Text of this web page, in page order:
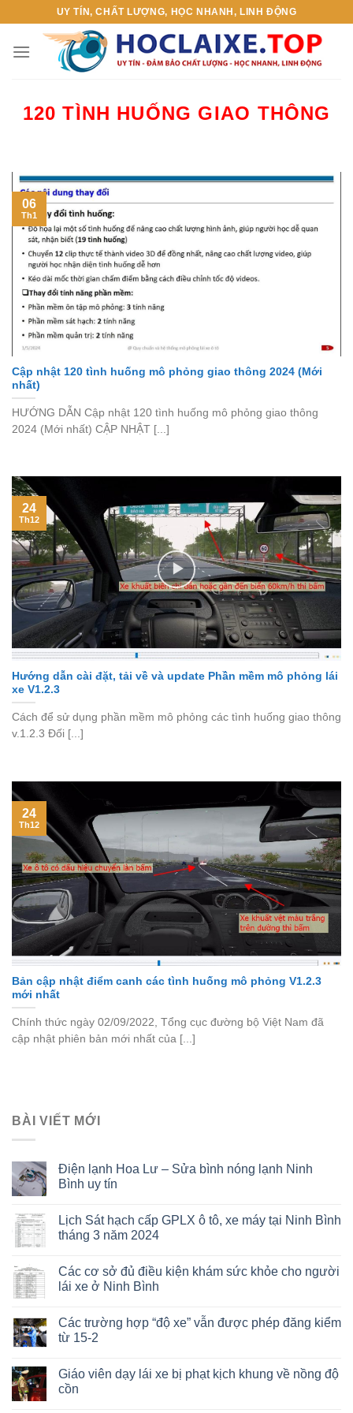
content
UY TÍN, CHẤT LƯỢNG, HỌC NHANH, LINH ĐỘNG
120 TÌNH HUỐNG GIAO THÔNG
Cập nhật 120 tình huống mô phỏng giao thông 2024 (Mới
nhất)
HƯỚNG DẪN Cập nhật 120 tình huống mô phỏng giao thông
2024 (Mới nhất) CẬP NHẬT [...]
06
Th1
Hướng dẫn cài đặt, tải về và update Phần mềm mô phỏng lái
xe V1.2.3
Cách để sử dụng phần mềm mô phỏng các tình huống giao thông
v.1.2.3 Đối [...]
24
Th12
Bản cập nhật điểm canh các tình huống mô phỏng V1.2.3
mới nhất
Chính thức ngày 02/09/2022, Tổng cục đường bộ Việt Nam đã
cập nhật phiên bản mới nhất của [...]
24
Th12
BÀI VIẾT MỚI
Điện lạnh Hoa Lư – Sửa bình nóng lạnh Ninh
Bình uy tín
Lịch Sát hạch cấp GPLX ô tô, xe máy tại Ninh Bình
tháng 3 năm 2024
Các cơ sở đủ điều kiện khám sức khỏe cho người
lái xe ở Ninh Bình
Các trường hợp “độ xe” vẫn được phép đăng kiểm
từ 15-2
Giáo viên dạy lái xe bị phạt kịch khung về nồng độ
cồn